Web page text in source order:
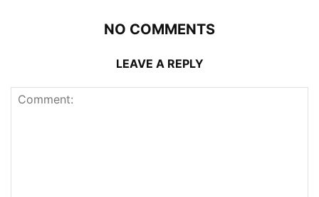
NO COMMENTS
LEAVE A REPLY